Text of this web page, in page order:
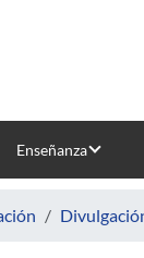
Enseñanza